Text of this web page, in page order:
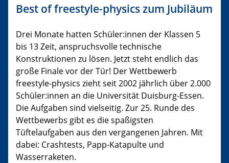
Best of freestyle-physics zum Jubiläum
Drei Monate hatten Schüler:innen der Klassen 5
bis 13 Zeit, anspruchsvolle technische
Konstruktionen zu lösen. Jetzt steht endlich das
große Finale vor der Tür! Der Wettbewerb
freestyle-physics zieht seit 2002 jährlich über 2.000
Schüler:innen an die Universität Duisburg-Essen.
Die Aufgaben sind vielseitig. Zur 25. Runde des
Wettbewerbs gibt es die spaßigsten
Tüftelaufgaben aus den vergangenen Jahren. Mit
dabei: Crashtests, Papp-Katapulte und
Wasserraketen.